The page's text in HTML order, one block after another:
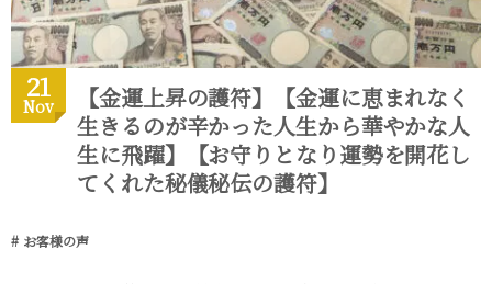
21
Nov
【金運上昇の護符】【金運に恵まれなく
生きるのが辛かった人生から華やかな人
生に飛躍】【お守りとなり運勢を開花し
てくれた秘儀秘伝の護符】
お客様の声